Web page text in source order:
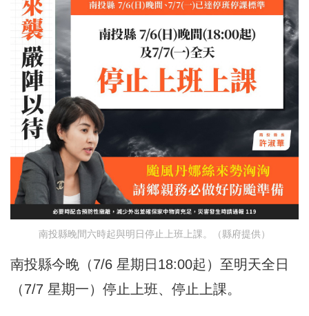
南投縣晚間六時起與明日停止上班上課。（縣府提供）
南投縣今晚（7/6 星期日18:00起）至明天全日
（7/7 星期一）停止上班、停止上課。